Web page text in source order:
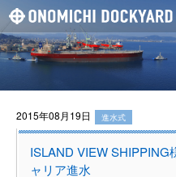
2015年08月19日 進水式
ISLAND VIEW SHIPPING
ャリア進水